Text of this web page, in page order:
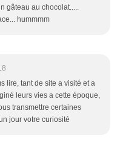
gâteau au chocolat.....
hummmm
lire, tant de site a visité et a
leurs vies a cette époque,
transmettre certaines
jour votre curiosité